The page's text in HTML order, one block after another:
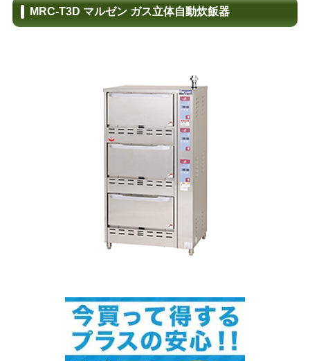
MRC-T3D マルゼン ガス立体自動炊飯器